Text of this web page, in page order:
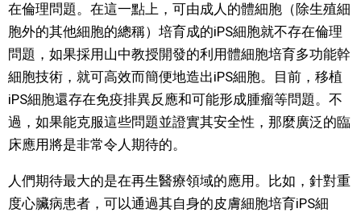
在倫理問題。在這一點上，可由成人的體細胞（除生殖細
胞外的其他細胞的總稱）培育成的iPS細胞就不存在倫理
問題，如果採用山中教授開發的利用體細胞培育多功能幹
細胞技術，就可高效而簡便地造出iPS細胞。目前，移植
iPS細胞還存在免疫排異反應和可能形成腫瘤等問題。不
過，如果能克服這些問題並證實其安全性，那麼廣泛的臨
床應用將是非常令人期待的。
人們期待最大的是在再生醫療領域的應用。比如，針對重
度心臟病患者，可以通過其自身的皮膚細胞培育iPS細